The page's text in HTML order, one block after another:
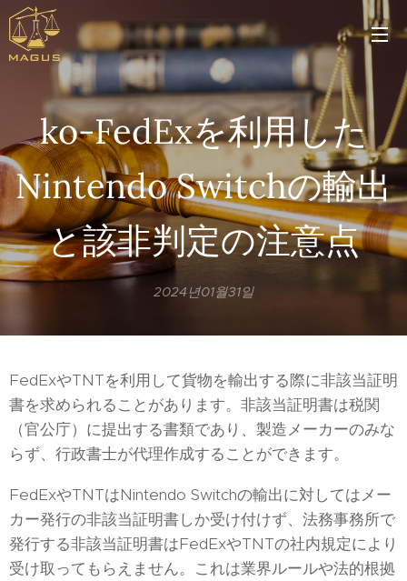
ko-FedExを利用した
Nintendo Switchの輸出
と該非判定の注意点
2024년01월31일
FedExやTNTを利用して貨物を輸出する際に非該当証明
書を求められることがあります。非該当証明書は税関
（官公庁）に提出する書類であり、製造メーカーのみな
らず、行政書士が代理作成することができます。
FedExやTNTはNintendo Switchの輸出に対してはメー
カー発行の非該当証明書しか受け付けず、法務事務所で
発行する非該当証明書はFedExやTNTの社内規定により
受け取ってもらえません。これは業界ルールや法的根拠